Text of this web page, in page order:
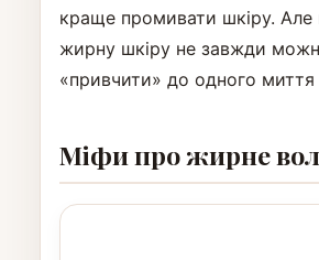
краще промивати шкіру. Але
жирну шкіру не завжди
«привчити» до одного
Міфи про жирне